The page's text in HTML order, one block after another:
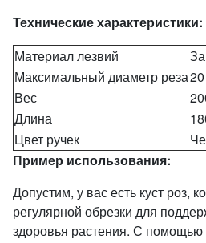
Технические характеристики:
Материал лезвий
Максимальный диаметр реза
Вес
Длина
Цвет ручек
Пример использования:
Допустим, у вас есть куст роз,
регулярной обрезки для
здоровья растения. С помощью